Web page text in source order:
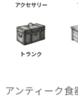
アクセサリー
トランク
アンティーク食